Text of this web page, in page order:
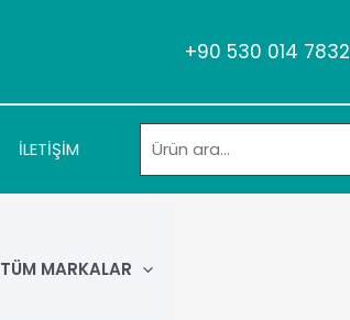
+90 530 014 7832
İLETİŞİM
TÜM MARKALAR